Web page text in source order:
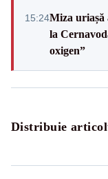
15:24Miza uriașă
la
oxigen”
Distribuie